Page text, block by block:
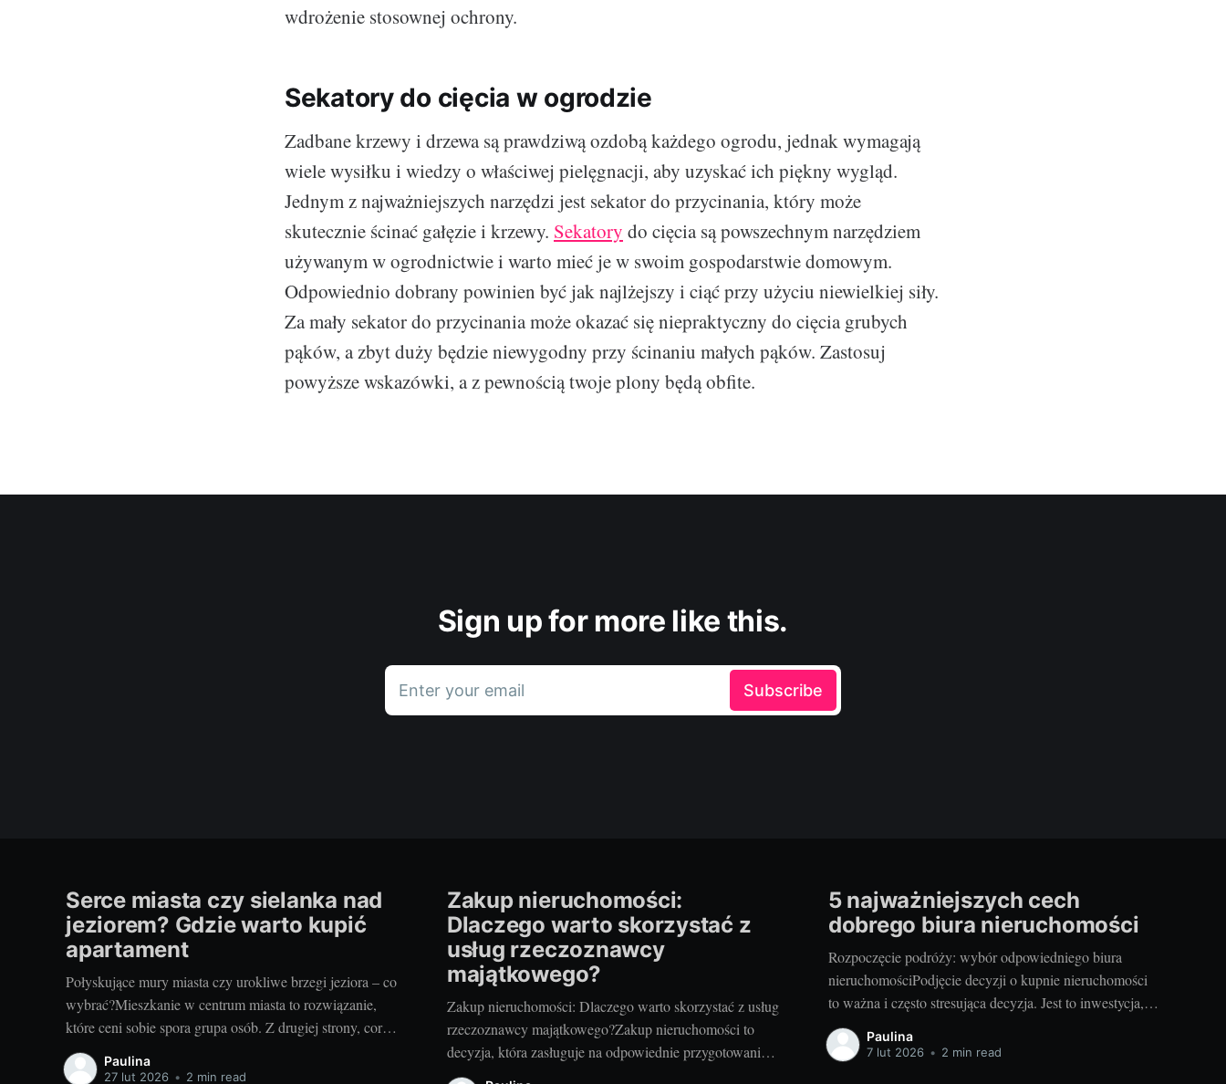
wdrożenie stosownej ochrony.
Sekatory do cięcia w ogrodzie
Zadbane krzewy i drzewa są prawdziwą ozdobą każdego ogrodu, jednak wymagają
wiele wysiłku i wiedzy o właściwej pielęgnacji, aby uzyskać ich piękny wygląd.
Jednym z najważniejszych narzędzi jest sekator do przycinania, który może
skutecznie ścinać gałęzie i krzewy. Sekatory do cięcia są powszechnym narzędziem
używanym w ogrodnictwie i warto mieć je w swoim gospodarstwie domowym.
Odpowiednio dobrany powinien być jak najlżejszy i ciąć przy użyciu niewielkiej siły.
Za mały sekator do przycinania może okazać się niepraktyczny do cięcia grubych
pąków, a zbyt duży będzie niewygodny przy ścinaniu małych pąków. Zastosuj
powyższe wskazówki, a z pewnością twoje plony będą obfite.
Sign up for more like this.
Enter your email Subscribe
Serce miasta czy sielanka nad
jeziorem? Gdzie warto kupić
apartament
Połyskujące mury miasta czy urokliwe brzegi jeziora – co
wybrać?Mieszkanie w centrum miasta to rozwiązanie,
które ceni sobie spora grupa osób. Z drugiej strony, coraz
więcej osób pragnie uciec od miejskiego zgiełku w stronę
ciszy, spokoju i bliskości z naturą, na przykład
Paulina
27 lut 2026 • 2 min read
Zakup nieruchomości:
Dlaczego warto skorzystać z
usług rzeczoznawcy
majątkowego?
Zakup nieruchomości: Dlaczego warto skorzystać z usług
rzeczoznawcy majątkowego?Zakup nieruchomości to
decyzja, która zasługuje na odpowiednie przygotowanie.
Ma ona nie tylko znaczący wpływ na nasze finanse, ale
5 najważniejszych cech
dobrego biura nieruchomości
Rozpoczęcie podróży: wybór odpowiedniego biura
nieruchomościPodjęcie decyzji o kupnie nieruchomości
to ważna i często stresująca decyzja. Jest to inwestycja,
która często wymaga znacznej sumy pieniędzy, dużo
czasu, a także rozwagi. Jednym z kluczowych elementów
Paulina
7 lut 2026 • 2 min read